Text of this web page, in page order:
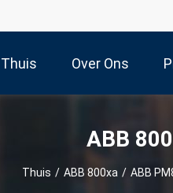
Thuis Over Ons
ABB
Thuis / ABB 800xa / ABB